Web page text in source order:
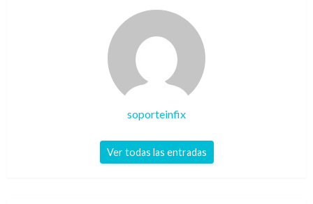
soporteinfix
Ver todas las entradas